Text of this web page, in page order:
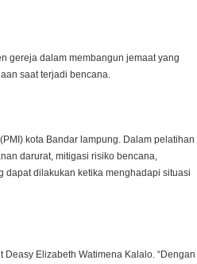
gereja dalam membangun jemaat yang
saat terjadi bencana.
kota Bandar lampung. Dalam pelatihan
darurat, mitigasi risiko bencana,
dilakukan ketika menghadapi situasi
Elizabeth Watimena Kalalo. “Dengan